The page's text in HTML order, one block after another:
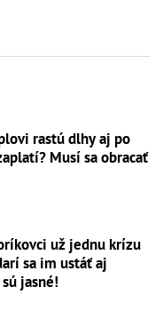
rastú dlhy aj po
Musí sa obracať
už jednu krízu
sa im ustáť aj
jasné!